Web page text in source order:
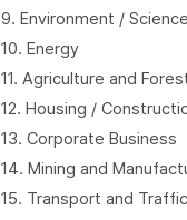
9. Environment /
10. Energy
11. Agriculture and
12. Housing /
13. Corporate Business
14. Mining and
15. Transport and